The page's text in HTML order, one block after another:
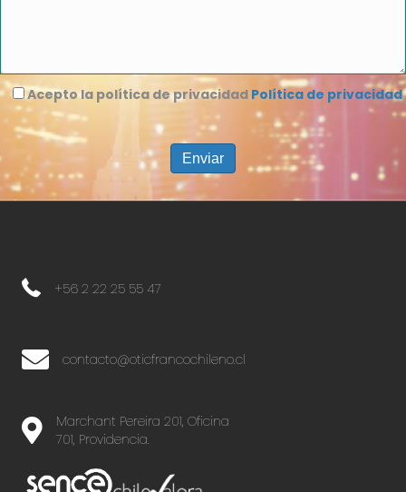
Acepto la política de privacidad Política de privacidad
+56 2 22 25 55 47
+56 2 22 25 55 47
contacto@oticfrancochileno.cl
Marchant Pereira 201, Oficina
701, Providencia.